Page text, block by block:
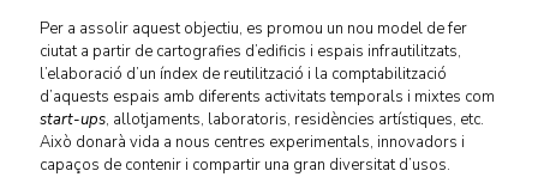
Per a assolir aquest objectiu, es promou un nou model de fer
ciutat a partir de cartografies d’edificis i espais infrautilitzats,
l’elaboració d’un índex de reutilització i la comptabilització
d’aquests espais amb diferents activitats temporals i mixtes com
start-ups, allotjaments, laboratoris, residències artístiques, etc.
Això donarà vida a nous centres experimentals, innovadors i
capaços de contenir i compartir una gran diversitat d’usos.